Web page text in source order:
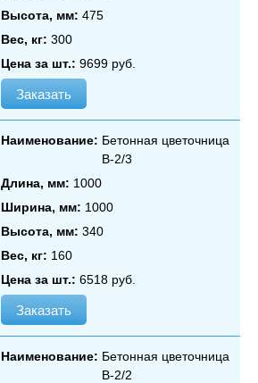
Высота, мм: 475
Вес, кг: 300
Цена за шт.: 9699 руб.
Заказать
Наименование: Бетонная цветочница
В‑2/3
Длина, мм: 1000
Ширина, мм: 1000
Высота, мм: 340
Вес, кг: 160
Цена за шт.: 6518 руб.
Заказать
Наименование: Бетонная цветочница
В‑2/2